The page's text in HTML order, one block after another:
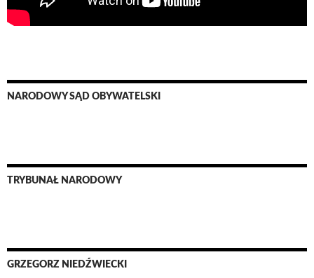
NARODOWY SĄD OBYWATELSKI
TRYBUNAŁ NARODOWY
GRZEGORZ NIEDŹWIECKI